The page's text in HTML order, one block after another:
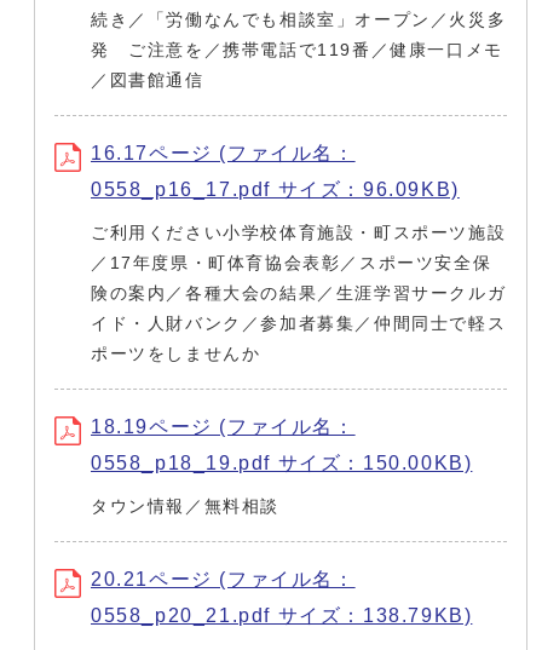
続き／「労働なんでも相談室」オープン／火災多
発 ご注意を／携帯電話で119番／健康一口メモ
／図書館通信
16.17ページ (ファイル名：
0558_p16_17.pdf サイズ：96.09KB)
ご利用ください小学校体育施設・町スポーツ施設
／17年度県・町体育協会表彰／スポーツ安全保
険の案内／各種大会の結果／生涯学習サークルガ
イド・人財バンク／参加者募集／仲間同士で軽ス
ポーツをしませんか
18.19ページ (ファイル名：
0558_p18_19.pdf サイズ：150.00KB)
タウン情報／無料相談
20.21ページ (ファイル名：
0558_p20_21.pdf サイズ：138.79KB)